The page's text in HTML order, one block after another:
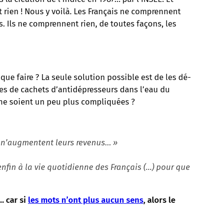
! Nous y voilà. Les Français ne comprennent
Ils ne comprennent rien, de toutes façons, les
faire ? La seule solution possible est de les dé-
de cachets d’antidépresseurs dans l’eau du
soient un peu plus compliquées ?
leurs revenus… »
à la vie quotidienne des Français (…) pour que
car si les mots n’ont plus aucun sens, alors le